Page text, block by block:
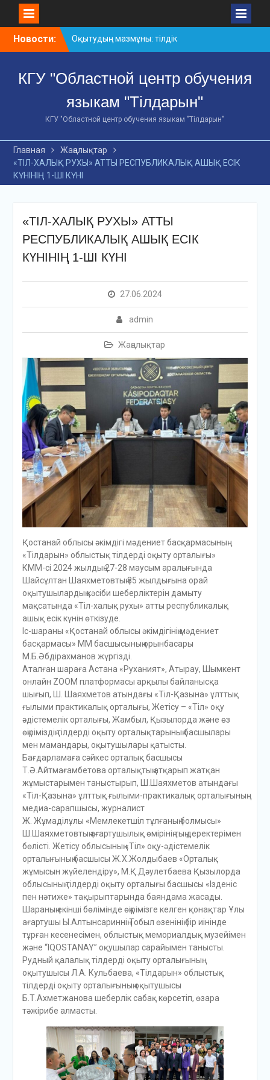
Новости:
Оқытудың мазмұны: тілдік
дағдылар және
стратегиялар
АХМЕТ БАЙТҰРСЫНҰЛЫ
АТЫНДАҒЫ «ҮЗДІК
ОҚЫТУШЫ-2026»
«Мемлекеттік тіл –
Тәуелсіздік символы»
облыстық байқауы
КГУ "Областной центр обучения
языкам "Тілдарын"
КГУ "Областной центр обучения языкам "Тілдарын"
Главная
Жаңалықтар
«ТІЛ-ХАЛЫҚ РУХЫ» АТТЫ РЕСПУБЛИКАЛЫҚ АШЫҚ ЕСІК
КҮНІНІҢ 1-ШІ КҮНІ
«ТІЛ-ХАЛЫҚ РУХЫ» АТТЫ
РЕСПУБЛИКАЛЫҚ АШЫҚ ЕСІК
КҮНІНІҢ 1-ШІ КҮНІ
27.06.2024
admin
Жаңалықтар
Қостанай облысы әкімдігі мәдениет басқармасының
«Тілдарын» облыстық тілдерді оқыту орталығы»
КММ-сі 2024 жылдың 27-28 маусым аралығында
Шайсұлтан Шаяхметовтың 85 жылдығына орай
оқытушылардың кәсіби шеберліктерін дамыту
мақсатында «Тіл-халық рухы» атты республикалық
ашық есік күнін өткізуде.
Іс-шараны «Қостанай облысы әкімдігінің мәдениет
басқармасы» ММ басшысының орынбасары
М.Б.Әбдірахманов жүргізді.
Аталған шараға Астана «Руханият», Атырау, Шымкент
онлайн ZOOM платформасы арқылы байланысқа
шығып, Ш. Шаяхметов атындағы «Тіл-Қазына» ұлттық
ғылыми практикалық орталығы, Жетісу – «Тіл» оқу
әдістемелік орталығы, Жамбыл, Қызылорда және өз
өңіріміздің тілдерді оқыту орталықтарының басшылары
мен мамандары, оқытушылары қатысты.
Бағдарламаға сәйкес орталық басшысы
Т.Ә.Айтмағамбетова орталықтың атқарып жатқан
жұмыстарымен таныстырып, Ш.Шаяхметов атындағы
«Тіл-Қазына» ұлттық ғылыми-практикалық орталығының
медиа-сарапшысы, журналист
Ж. Жұмаділұлы «Мемлекетшіл тұлғаның болмысы»
Ш.Шаяхметовтың ағартушылық өмірінің тың деректерімен
бөлісті. Жетісу облысының «Тіл» оқу-әдістемелік
орталығының басшысы Ж.Х.Жолдыбаев «Орталық
жұмысын жүйелендіру», М.Қ.Дәулетбаева Қызылорда
облысының тілдерді оқыту орталығы басшысы «Ізденіс
пен нәтиже» тақырыптарында баяндама жасады.
Шараның екінші бөлімінде өңірімізге келген қонақтар Ұлы
ағартушы Ы.Алтынсариннің Тобыл өзенінің бір иінінде
тұрған кесенесімен, облыстық мемориалдық музейімен
және “IQOSTANAY” оқушылар сарайымен танысты.
Рудный қалалық тілдерді оқыту орталығының
оқытушысы Л.А. Кульбаева, «Тілдарын» облыстық
тілдерді оқыту орталығының оқытушысы
Б.Т.Ахметжанова шеберлік сабақ көрсетіп, өзара
тәжірибе алмасты.